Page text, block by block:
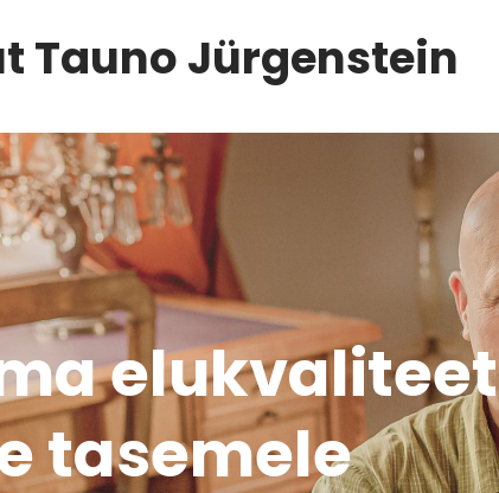
Tauno Jürgenstein
elukvaliteet
tasemele